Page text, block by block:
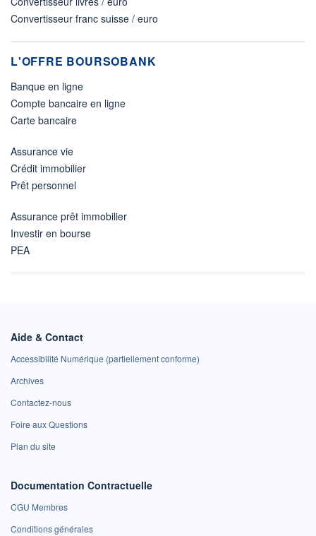
Convertisseur franc suisse / euro
L'OFFRE BOURSOBANK
Banque en ligne
Compte bancaire en ligne
Carte bancaire
Assurance vie
Crédit immobilier
Prêt personnel
Assurance prêt immobilier
Investir en bourse
PEA
Aide & Contact
Accessibilité Numérique (partiellement conforme)
Archives
Contactez-nous
Foire aux Questions
Plan du site
Documentation Contractuelle
CGU Membres
Conditions générales